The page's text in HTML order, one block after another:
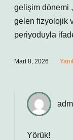
gelişim dönemi
gelen fizyolojik
periyoduyla
Mart 8, 2026
Yörük!